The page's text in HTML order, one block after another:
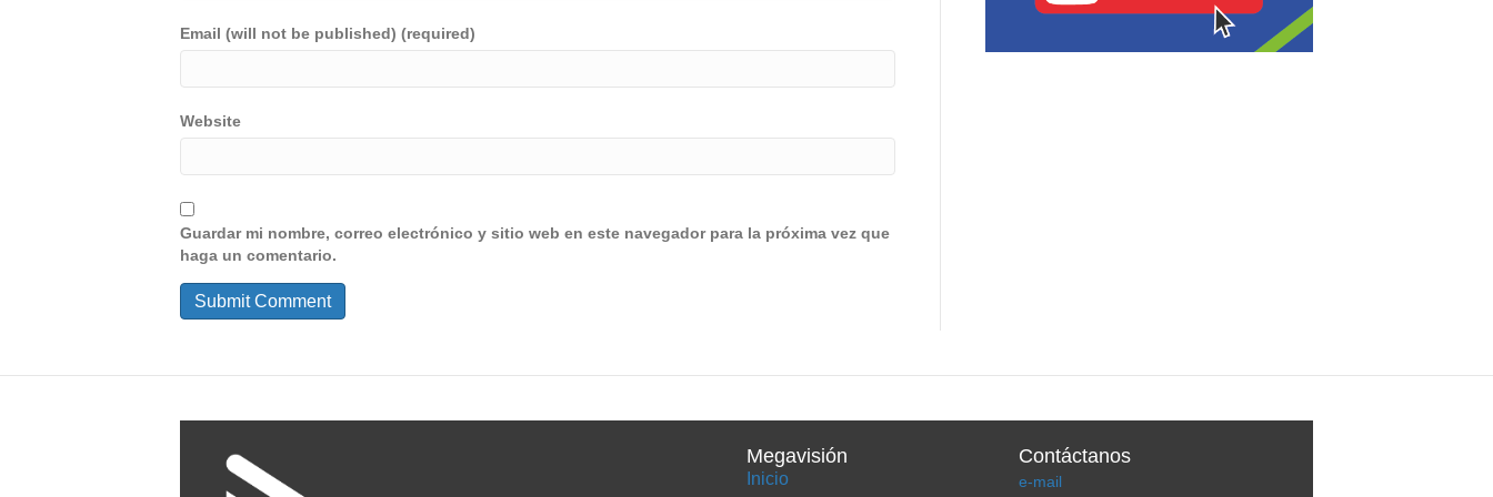
Email (will not be published) (required)
Website
Guardar mi nombre, correo electrónico y sitio web en este navegador para la próxima vez que
haga un comentario.
Megavisión
Inicio
Contáctanos
e-mail